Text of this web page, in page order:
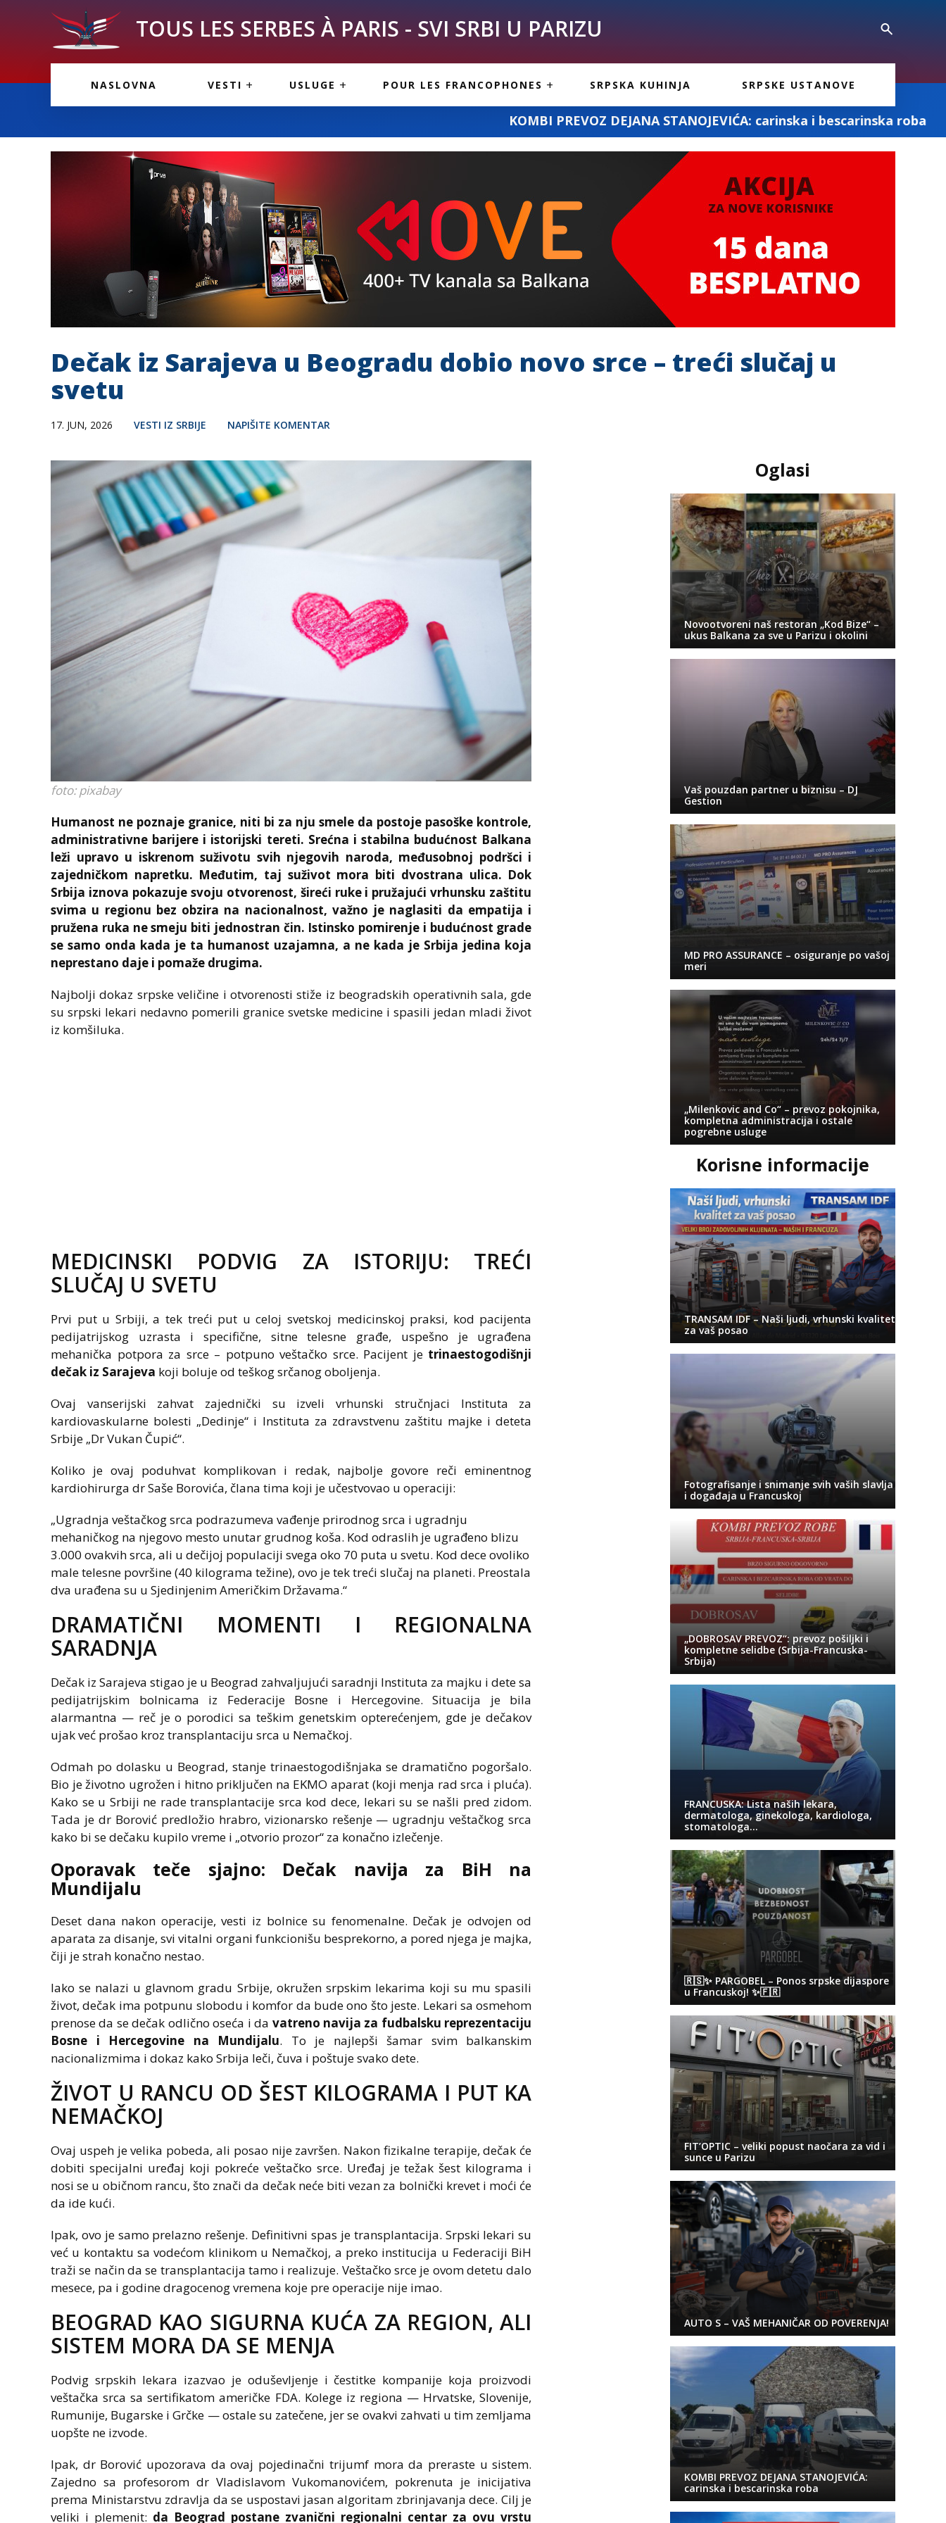
TOUS LES SERBES À PARIS - SVI SRBI U PARIZU
NASLOVNA VESTI USLUGE
INFORMACIJE
POUR LES FRANCOPHONES
PARIS
CUISINE SERBE
SRPSKA KUHINJA SRPSKE USTANOVE
KOMBI PREVOZ DEJANA STANOJEVIĆA: carinska i bescarinska roba MD PRO
Dečak iz Sarajeva u Beogradu dobio novo srce – treći slučaj u
svetu
17. JUN, 2026 VESTI IZ SRBIJE NAPIŠITE KOMENTAR
foto: pixabay
Humanost ne poznaje granice, niti bi za nju smele da postoje pasoške kontrole,
administrativne barijere i istorijski tereti. Srećna i stabilna budućnost Balkana
leži upravo u iskrenom suživotu svih njegovih naroda, međusobnoj podršci i
zajedničkom napretku. Međutim, taj suživot mora biti dvostrana ulica. Dok
Srbija iznova pokazuje svoju otvorenost, šireći ruke i pružajući vrhunsku zaštitu
svima u regionu bez obzira na nacionalnost, važno je naglasiti da empatija i
pružena ruka ne smeju biti jednostran čin. Istinsko pomirenje i budućnost grade
se samo onda kada je ta humanost uzajamna, a ne kada je Srbija jedina koja
neprestano daje i pomaže drugima.
Najbolji dokaz srpske veličine i otvorenosti stiže iz beogradskih operativnih sala, gde
su srpski lekari nedavno pomerili granice svetske medicine i spasili jedan mladi život
iz komšiluka.
MEDICINSKI PODVIG ZA ISTORIJU: TREĆI
SLUČAJ U SVETU
Prvi put u Srbiji, a tek treći put u celoj svetskoj medicinskoj praksi, kod pacijenta
pedijatrijskog uzrasta i specifične, sitne telesne građe, uspešno je ugrađena
mehanička potpora za srce – potpuno veštačko srce. Pacijent je trinaestogodišnji
dečak iz Sarajeva koji boluje od teškog srčanog oboljenja.
Ovaj vanserijski zahvat zajednički su izveli vrhunski stručnjaci Instituta za
kardiovaskularne bolesti „Dedinje“ i Instituta za zdravstvenu zaštitu majke i deteta
Srbije „Dr Vukan Čupić“.
Koliko je ovaj poduhvat komplikovan i redak, najbolje govore reči eminentnog
kardiohirurga dr Saše Borovića, člana tima koji je učestvovao u operaciji:
„Ugradnja veštačkog srca podrazumeva vađenje prirodnog srca i ugradnju
mehaničkog na njegovo mesto unutar grudnog koša. Kod odraslih je ugrađeno blizu
3.000 ovakvih srca, ali u dečijoj populaciji svega oko 70 puta u svetu. Kod dece ovoliko
male telesne površine (40 kilograma težine), ovo je tek treći slučaj na planeti. Preostala
dva urađena su u Sjedinjenim Američkim Državama.“
DRAMATIČNI MOMENTI I REGIONALNA
SARADNJA
Dečak iz Sarajeva stigao je u Beograd zahvaljujući saradnji Instituta za majku i dete sa
pedijatrijskim bolnicama iz Federacije Bosne i Hercegovine. Situacija je bila
alarmantna — reč je o porodici sa teškim genetskim opterećenjem, gde je dečakov
ujak već prošao kroz transplantaciju srca u Nemačkoj.
Odmah po dolasku u Beograd, stanje trinaestogodišnjaka se dramatično pogoršalo.
Bio je životno ugrožen i hitno priključen na EKMO aparat (koji menja rad srca i pluća).
Kako se u Srbiji ne rade transplantacije srca kod dece, lekari su se našli pred zidom.
Tada je dr Borović predložio hrabro, vizionarsko rešenje — ugradnju veštačkog srca
kako bi se dečaku kupilo vreme i „otvorio prozor“ za konačno izlečenje.
Oporavak teče sjajno: Dečak navija za BiH na
Mundijalu
Deset dana nakon operacije, vesti iz bolnice su fenomenalne. Dečak je odvojen od
aparata za disanje, svi vitalni organi funkcionišu besprekorno, a pored njega je majka,
čiji je strah konačno nestao.
Iako se nalazi u glavnom gradu Srbije, okružen srpskim lekarima koji su mu spasili
život, dečak ima potpunu slobodu i komfor da bude ono što jeste. Lekari sa osmehom
prenose da se dečak odlično oseća i da vatreno navija za fudbalsku reprezentaciju
Bosne i Hercegovine na Mundijalu. To je najlepši šamar svim balkanskim
nacionalizmima i dokaz kako Srbija leči, čuva i poštuje svako dete.
ŽIVOT U RANCU OD ŠEST KILOGRAMA I PUT KA
NEMAČKOJ
Ovaj uspeh je velika pobeda, ali posao nije završen. Nakon fizikalne terapije, dečak će
dobiti specijalni uređaj koji pokreće veštačko srce. Uređaj je težak šest kilograma i
nosi se u običnom rancu, što znači da dečak neće biti vezan za bolnički krevet i moći će
da ide kući.
Ipak, ovo je samo prelazno rešenje. Definitivni spas je transplantacija. Srpski lekari su
već u kontaktu sa vodećom klinikom u Nemačkoj, a preko institucija u Federaciji BiH
traži se način da se transplantacija tamo i realizuje. Veštačko srce je ovom detetu dalo
mesece, pa i godine dragocenog vremena koje pre operacije nije imao.
BEOGRAD KAO SIGURNA KUĆA ZA REGION, ALI
SISTEM MORA DA SE MENJA
Podvig srpskih lekara izazvao je oduševljenje i čestitke kompanije koja proizvodi
veštačka srca sa sertifikatom američke FDA. Kolege iz regiona — Hrvatske, Slovenije,
Rumunije, Bugarske i Grčke — ostale su zatečene, jer se ovakvi zahvati u tim zemljama
uopšte ne izvode.
Ipak, dr Borović upozorava da ovaj pojedinačni trijumf mora da preraste u sistem.
Zajedno sa profesorom dr Vladislavom Vukomanovićem, pokrenuta je inicijativa
prema Ministarstvu zdravlja da se uspostavi jasan algoritam zbrinjavanja dece. Cilj je
veliki i plemenit: da Beograd postane zvanični regionalni centar za ovu vrstu
Oglasi
Novootvoreni naš restoran „Kod Bize“ –
ukus Balkana za sve u Parizu i okolini
Vaš pouzdan partner u biznisu – DJ
Gestion
MD PRO ASSURANCE – osiguranje po vašoj
meri
„Milenkovic and Co“ – prevoz pokojnika,
kompletna administracija i ostale
pogrebne usluge
Korisne informacije
TRANSAM IDF – Naši ljudi, vrhunski kvalitet
za vaš posao
Fotografisanje i snimanje svih vaših slavlja
i događaja u Francuskoj
„DOBROSAV PREVOZ“: prevoz pošiljki i
kompletne selidbe (Srbija-Francuska-
Srbija)
FRANCUSKA: Lista naših lekara,
dermatologa, ginekologa, kardiologa,
stomatologa…
🇷🇸✨ PARGOBEL – Ponos srpske dijaspore
u Francuskoj! ✨🇫🇷
FIT’OPTIC – veliki popust naočara za vid i
sunce u Parizu
AUTO S – VAŠ MEHANIČAR OD POVERENJA!
KOMBI PREVOZ DEJANA STANOJEVIĆA:
carinska i bescarinska roba